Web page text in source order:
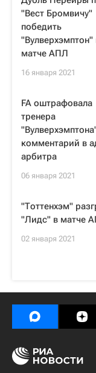
"Вест Бромвичу"
победить
"Вулверхэмптон"
матче АПЛ
16 января 2021
FA оштрафовала
тренера
комментарий в
арбитра
06 января 2021
"Тоттенхэм"
"Лидс" в матче
02 января 2021